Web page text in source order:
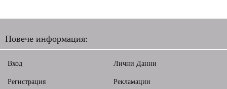
Повече информация:
Вход
Регистрация
Лични Данни
Рекламации